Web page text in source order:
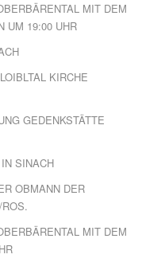
MIT DEM
UM 19:00 UHR
KIRCHE
GEDENKSTÄTTE
SINACH
OBMANN DER
MIT DEM